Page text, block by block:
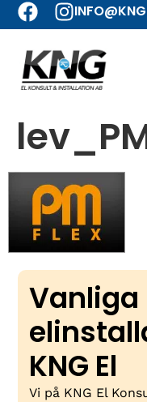
Vanliga
KNG El
Vi på KNG El